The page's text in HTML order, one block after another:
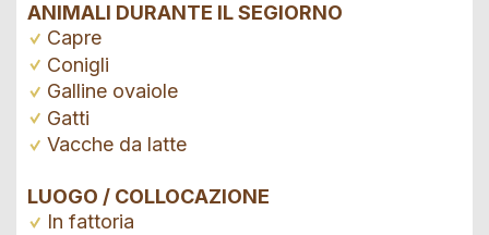
ANIMALI DURANTE IL SEGIORNO
Capre
Conigli
Galline ovaiole
Gatti
Vacche da latte
LUOGO / COLLOCAZIONE
In fattoria